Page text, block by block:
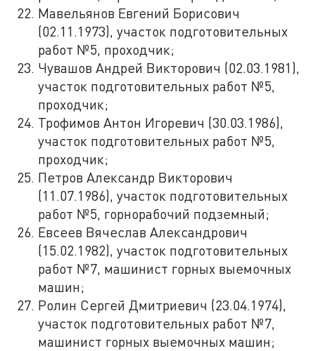
Мавельянов Евгений Борисович
(02.11.1973), участок подготовительных
работ №5, проходчик;
Чувашов Андрей Викторович (02.03.1981),
участок подготовительных работ №5,
проходчик;
Трофимов Антон Игоревич (30.03.1986),
участок подготовительных работ №5,
проходчик;
Петров Александр Викторович
(11.07.1986), участок подготовительных
работ №5, горнорабочий подземный;
Евсеев Вячеслав Александрович
(15.02.1982), участок подготовительных
работ №7, машинист горных выемочных
машин;
Ролин Сергей Дмитриевич (23.04.1974),
участок подготовительных работ №7,
машинист горных выемочных машин;